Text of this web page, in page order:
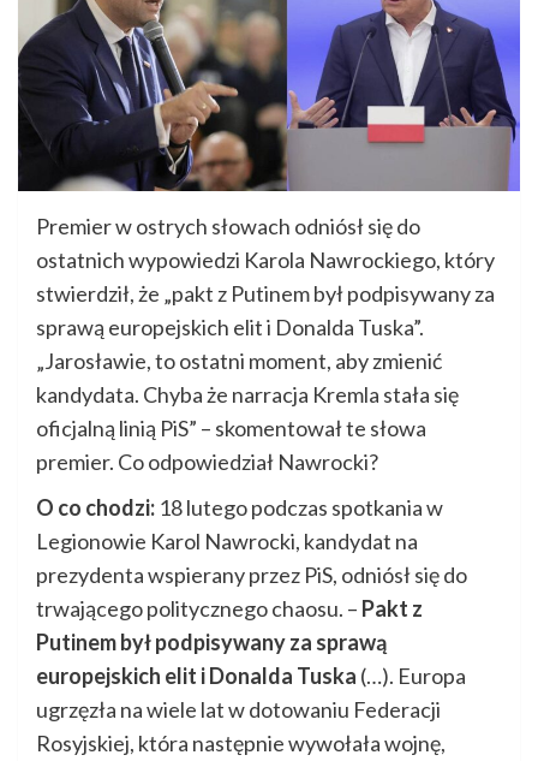
Premier w ostrych słowach odniósł się do
ostatnich wypowiedzi Karola Nawrockiego, który
stwierdził, że „pakt z Putinem był podpisywany za
sprawą europejskich elit i Donalda Tuska”.
„Jarosławie, to ostatni moment, aby zmienić
kandydata. Chyba że narracja Kremla stała się
oficjalną linią PiS” – skomentował te słowa
premier. Co odpowiedział Nawrocki?
O co chodzi: 18 lutego podczas spotkania w
Legionowie Karol Nawrocki, kandydat na
prezydenta wspierany przez PiS, odniósł się do
trwającego politycznego chaosu. – Pakt z
Putinem był podpisywany za sprawą
europejskich elit i Donalda Tuska (…). Europa
ugrzęzła na wiele lat w dotowaniu Federacji
Rosyjskiej, która następnie wywołała wojnę,